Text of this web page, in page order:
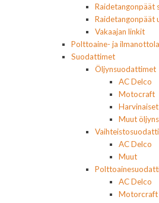
Raidetangonpäät
Raidetangonpäät
Vakaajan linkit
Polttoaine- ja
Suodattimet
Öljynsuodattimet
AC Delco
Motocraft
Harvinaiset
Muut
AC Delco
Muut
AC Delco
Motorcraft